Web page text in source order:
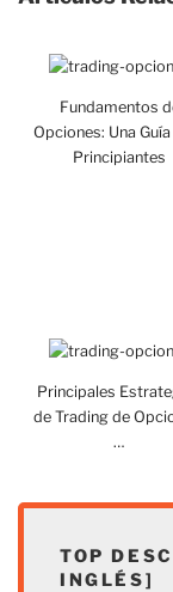
Fundamentos
Opciones: Una
Principiantes
Principales
de Trading de
…
TOP
INGLÉS]